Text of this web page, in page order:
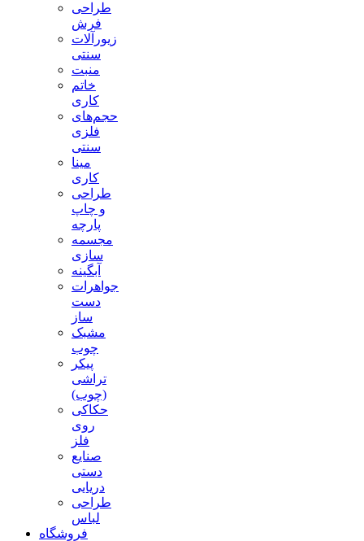
طراحی
فرش
زیورآلات
سنتی
منبت
خاتم
کاری
حجم‌های
فلزی
سنتی
مینا
کاری
طراحی
و چاپ
پارچه
مجسمه
سازی
آبگینه
جواهرات
دست
ساز
مشبک
چوب
پیکر
تراشی
(چوب)
حکاکی
روی
فلز
صنایع
دستی
دریایی
طراحی
لباس
فروشگاه